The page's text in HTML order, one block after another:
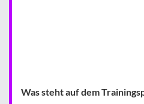
Was steht auf dem